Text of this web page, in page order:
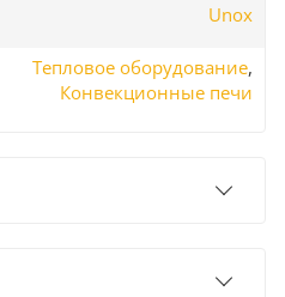
Unox
Тепловое оборудование,
Конвекционные печи